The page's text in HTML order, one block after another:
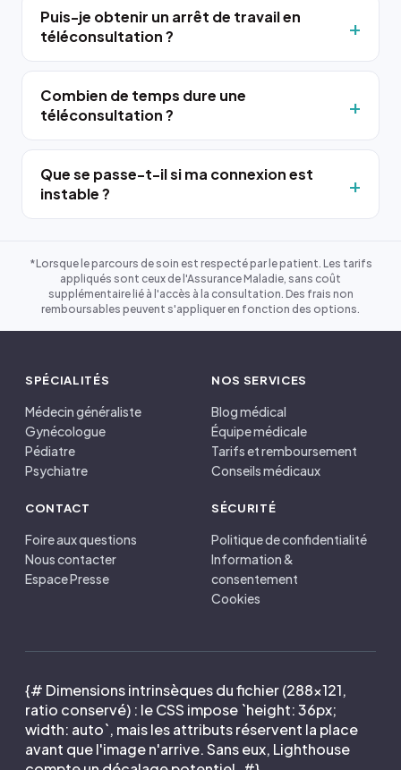
Puis-je obtenir un arrêt de travail en
téléconsultation ?
Combien de temps dure une
téléconsultation ?
Que se passe-t-il si ma connexion est
instable ?
*Lorsque le parcours de soin est respecté par le patient. Les tarifs
appliqués sont ceux de l'Assurance Maladie, sans coût
supplémentaire lié à l'accès à la consultation. Des frais non
remboursables peuvent s'appliquer en fonction des options.
SPÉCIALITÉS
Médecin généraliste
Gynécologue
Pédiatre
Psychiatre
NOS SERVICES
Blog médical
Équipe médicale
Tarifs et remboursement
Conseils médicaux
CONTACT
Foire aux questions
Nous contacter
Espace Presse
SÉCURITÉ
Politique de confidentialité
Information &
consentement
Cookies
{# Dimensions intrinsèques du fichier (288×121,
ratio conservé) : le CSS impose `height: 36px;
width: auto`, mais les attributs réservent la place
avant que l'image n'arrive. Sans eux, Lighthouse